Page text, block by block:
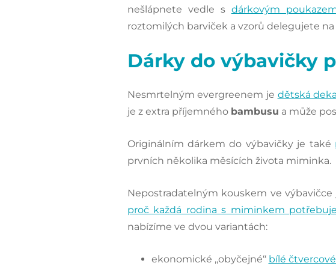
nešlápnete vedle s dárkovým
roztomilých barviček a vzorů delegujete na
Dárky do výbavičky
Nesmrtelným evergreenem je dětská deka
je z extra příjemného bambusu a může
Originálním dárkem do výbavičky je také
prvních několika měsících života miminka.
Nepostradatelným kouskem ve
proč každá rodina s miminkem
nabízíme ve dvou variantách:
ekonomické ‚‚obyčejné‘‘ bílé